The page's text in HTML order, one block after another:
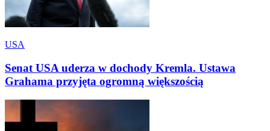
USA
Senat USA uderza w dochody Kremla. Ustawa
Grahama przyjęta ogromną większością